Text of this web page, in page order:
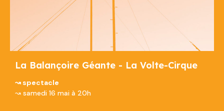
La Balançoire Géante - La Volte-Cirque
↝ spectacle
↝ samedi 16 mai à 20h